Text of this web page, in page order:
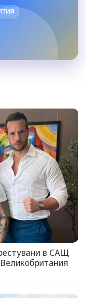
в САЩ